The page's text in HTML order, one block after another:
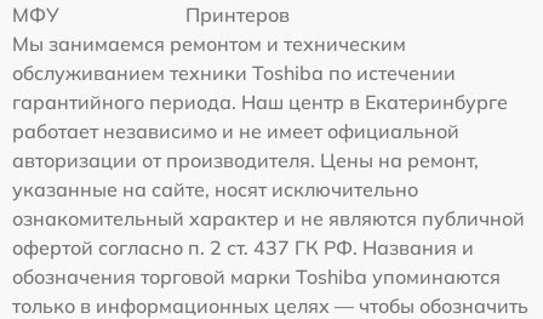
МФУ
Принтеров
Мы занимаемся ремонтом и техническим
обслуживанием техники Toshiba по истечении
гарантийного периода. Наш центр в Екатеринбурге
работает независимо и не имеет официальной
авторизации от производителя. Цены на ремонт,
указанные на сайте, носят исключительно
ознакомительный характер и не являются публичной
офертой согласно п. 2 ст. 437 ГК РФ. Названия и
обозначения торговой марки Toshiba упоминаются
только в информационных целях — чтобы обозначить